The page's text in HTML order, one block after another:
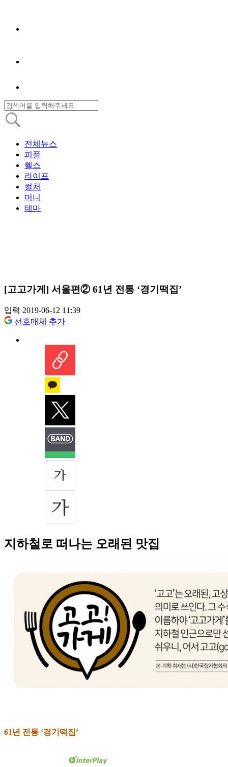
전체뉴스
피플
헬스
라이프
컬처
머니
테마
[고고가게] 서울편② 61년 전통 ‘경기떡집’
입력 2019-06-12 11:39
선호매체 추가
지하철로 떠나는 오래된 맛집
61년 전통 ‘경기떡집’